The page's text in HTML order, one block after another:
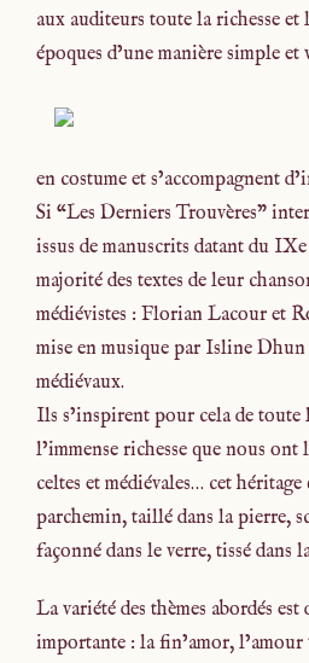
aux auditeurs toute la richesse et
époques d’une manière simple et
en costume et s’accompagnent
Si “Les Derniers Trouvères”
issus de manuscrits datant du
majorité des textes de leur
médiévistes : Florian Lacour et
mise en musique par Isline Dhun
médiévaux.
Ils s’inspirent pour cela de toute
l’immense richesse que nous ont
celtes et médiévales… cet
parchemin, taillé dans la pierre,
façonné dans le verre, tissé dans
La variété des thèmes abordés
importante : la fin’amor,